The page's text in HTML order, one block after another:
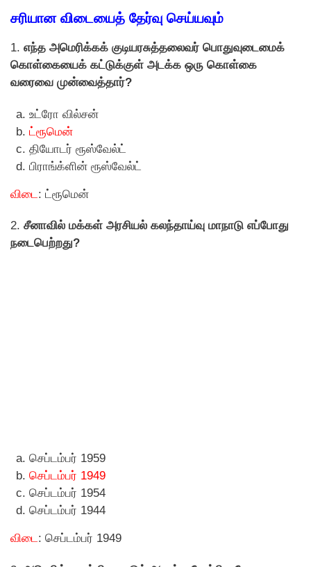
சரியான விடையைத் தேர்வு செய்யவும்
1. எந்த அமெரிக்கக் குடியரசுத்தலைவர் பொதுவுடைமைக்
கொள்கையைக் கட்டுக்குள் அடக்க ஒரு கொள்கை
வரைவை முன்வைத்தார்?
உட்ரோ வில்சன்
ட்ரூமென்
தியோடர் ரூஸ்வேல்ட்
பிராங்க்ளின் ரூஸ்வேல்ட்
விடை : ட்ரூமென்
2. சீனாவில் மக்கள் அரசியல் கலந்தாய்வு மாநாடு எப்போது
நடைபெற்றது?
செப்டம்பர் 1959
செப்டம்பர் 1949
செப்டம்பர் 1954
செப்டம்பர் 1944
விடை: செப்டம்பர் 1949